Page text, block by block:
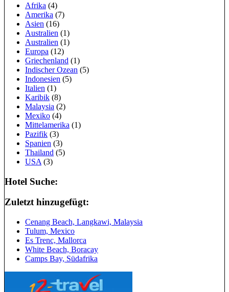
Afrika (4)
Amerika (7)
Asien (16)
Australien (1)
Australien (1)
Europa (12)
Griechenland (1)
Indischer Ozean (5)
Indonesien (5)
Italien (1)
Karibik (8)
Malaysia (2)
Mexiko (4)
Mittelamerika (1)
Pazifik (3)
Spanien (3)
Thailand (5)
USA (3)
Hotel Suche:
Zuletzt hinzugefügt:
Cenang Beach, Langkawi, Malaysia
Tulum, Mexico
Es Trenc, Mallorca
White Beach, Boracay
Camps Bay, Südafrika